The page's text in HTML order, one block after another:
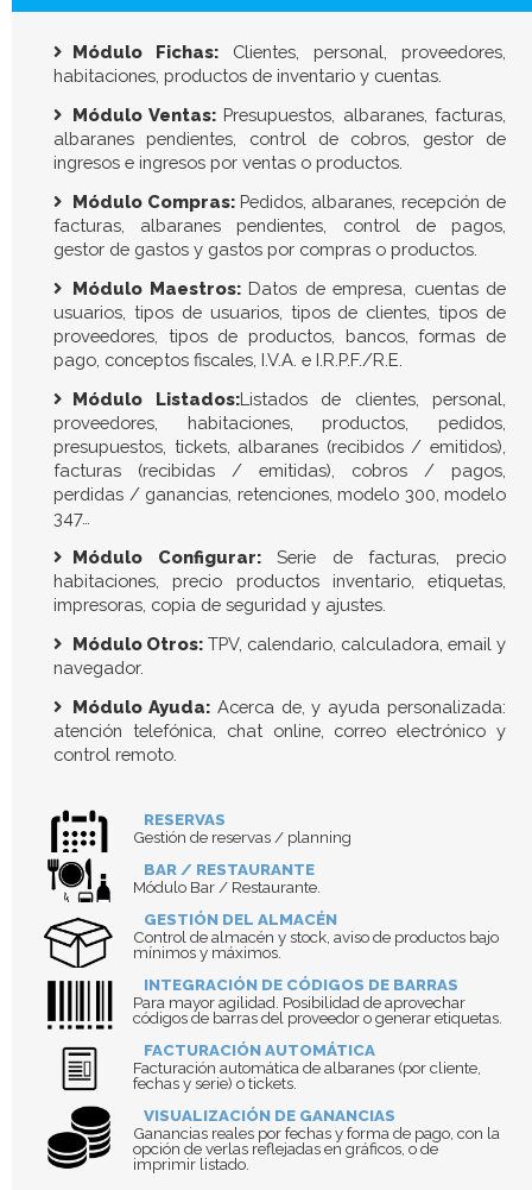
Módulo Fichas: Clientes, personal, proveedores,
habitaciones, productos de inventario y cuentas.
Módulo Ventas:Presupuestos, albaranes, facturas,
albaranes pendientes, control de cobros, gestor de
ingresos e ingresos por ventas o productos.
Módulo Compras: Pedidos, albaranes, recepción de
facturas, albaranes pendientes, control de pagos,
gestor de gastos y gastos por compras o productos.
Módulo Maestros:Datos de empresa, cuentas de
usuarios, tipos de usuarios, tipos de clientes, tipos de
proveedores, tipos de productos, bancos, formas de
pago, conceptos fiscales, I.V.A. e I.R.P.F./R.E.
Módulo Listados:Listados de clientes, personal,
proveedores, habitaciones, productos, pedidos,
presupuestos, tickets, albaranes (recibidos / emitidos),
facturas (recibidas / emitidas), cobros / pagos,
perdidas / ganancias, retenciones, modelo 300, modelo
347…
Módulo Configurar:Serie de facturas, precio
habitaciones, precio productos inventario, etiquetas,
impresoras, copia de seguridad y ajustes.
Módulo Otros: TPV, calendario, calculadora, email y
navegador.
Módulo Ayuda:Acerca de, y ayuda personalizada:
atención telefónica, chat online, correo electrónico y
control remoto.
RESERVAS
Gestión de reservas / planning
BAR / RESTAURANTE
Módulo Bar / Restaurante.
GESTIÓN DEL ALMACÉN
Control de almacén y stock, aviso de productos bajo
mínimos y máximos.
INTEGRACIÓN DE CÓDIGOS DE BARRAS
Para mayor agilidad. Posibilidad de aprovechar
códigos de barras del proveedor o generar etiquetas.
FACTURACIÓN AUTOMÁTICA
Facturación automática de albaranes (por cliente,
fechas y serie) o tickets.
VISUALIZACIÓN DE GANANCIAS
Ganancias reales por fechas y forma de pago, con la
opción de verlas reflejadas en gráficos, o de
imprimir listado.